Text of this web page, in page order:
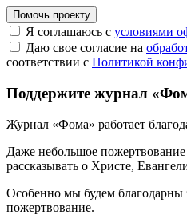
Помочь проекту
Я соглашаюсь с условиями
Даю свое согласие на
соответствии с Политикой
Поддержите журнал
Журнал «Фома» работает
Даже небольшое
рассказывать о Христе,
Особенно мы будем благодарны
пожертвование.